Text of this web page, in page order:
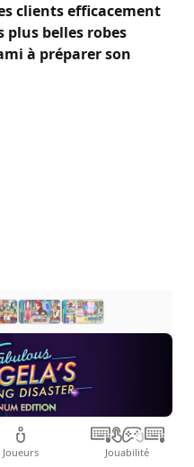
clients efficacement
belles robes
à préparer son
Joueurs Jouabilité